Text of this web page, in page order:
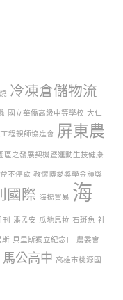
冷凍倉儲物流
國立華僑高級中等學校 大仁
程親師協進會 屏東農
區之發展契機暨運動生技健康
不停歇 教懷博愛獎學金頒獎
國際 海揚貿易 海
刊 潘孟安 瓜地馬拉 石斑魚 社
斯 貝里斯獨立紀念日 農委會
馬公高中 高雄市桃源國